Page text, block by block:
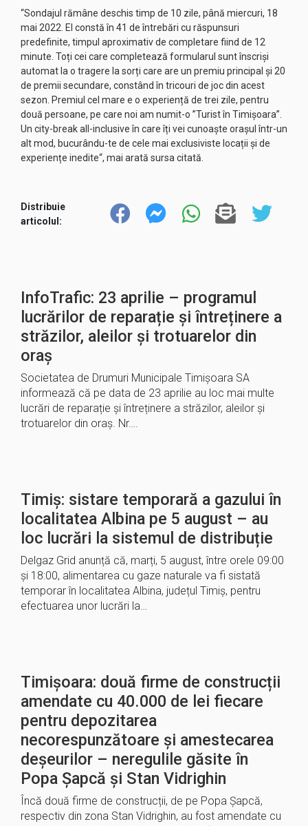
“Sondajul rămâne deschis timp de 10 zile, până miercuri, 18
mai 2022. El constă în 41 de întrebări cu răspunsuri
predefinite, timpul aproximativ de completare fiind de 12
minute. Toți cei care completează formularul sunt înscriși
automat la o tragere la sorți care are un premiu principal și 20
de premii secundare, constând în tricouri de joc din acest
sezon. Premiul cel mare e o experiență de trei zile, pentru
două persoane, pe care noi am numit-o ”Turist în Timișoara”.
Un city-break all-inclusive în care îți vei cunoaște orașul într-un
alt mod, bucurându-te de cele mai exclusiviste locații și de
experiențe inedite“, mai arată sursa citată.
Distribuie
articolul:
InfoTrafic: 23 aprilie – programul
lucrărilor de reparație și întreținere a
străzilor, aleilor și trotuarelor din
oraș
Societatea de Drumuri Municipale Timișoara SA
informează că pe data de 23 aprilie au loc mai multe
lucrări de reparație și întreținere a străzilor, aleilor și
trotuarelor din oraș. Nr….
Timiș: sistare temporară a gazului în
localitatea Albina pe 5 august – au
loc lucrări la sistemul de distribuție
Delgaz Grid anunță că, marți, 5 august, între orele 09:00
și 18:00, alimentarea cu gaze naturale va fi sistată
temporar în localitatea Albina, județul Timiș, pentru
efectuarea unor lucrări la…
Timișoara: două firme de construcții
amendate cu 40.000 de lei fiecare
pentru depozitarea
necorespunzătoare și amestecarea
deșeurilor – neregulile găsite în
Popa Șapcă și Stan Vidrighin
Încă două firme de construcții, de pe Popa Șapcă,
respectiv din zona Stan Vidrighin, au fost amendate cu